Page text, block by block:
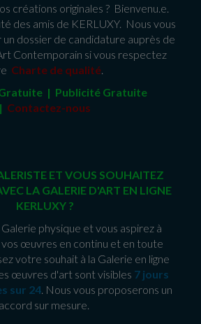
créations originales ? Bienvenu.e.
des amis de KERLUXY. Nous vous
dossier de candidature auprès de
Contemporain si vous respectez
Charte de qualité.
| Publicité Gratuite
| Contactez-nous
ET VOUS SOUHAITEZ
LA GALERIE D'ART EN LIGNE
KERLUXY ?
physique et vous aspirez à
œuvres en continu et en toute
votre souhait à la Galerie en ligne
œuvres d'art sont visibles 7 jours
sur 24. Nous vous proposerons un
accord sur mesure.